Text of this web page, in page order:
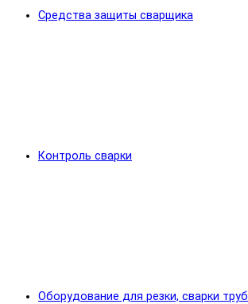
Средства защиты сварщика
Контроль сварки
Оборудование для резки, сварки труб